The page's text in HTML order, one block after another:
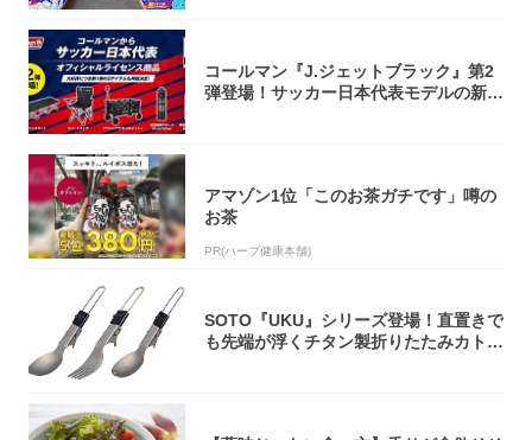
コールマン『J.ジェットブラック』第2
弾登場！サッカー日本代表モデルの新作
アマゾン1位「このお茶ガチです」噂の
お茶
PR(ハーブ健康本舗)
SOTO『UKU』シリーズ登場！直置きで
も先端が浮くチタン製折りたたみカトラ